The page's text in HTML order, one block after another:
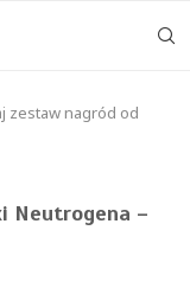
zestaw nagród od
Neutrogena –